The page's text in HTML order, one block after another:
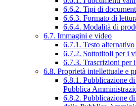
6.6.2. Tipi di
6.6.3. Formato di
6.6.4. Modalità di
6.7. Immagini e video
6.7.1. Testo
6.7.2. Sottotitoli per i
6.7.3. Trascrizioni per
6.8. Proprietà intellettuale e
6.8.1. Pubblicazione
Pubblica
6.8.2. Pubblicazione